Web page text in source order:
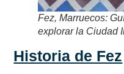
Fez, Marruecos:
explorar la Ciudad
Historia de Fez